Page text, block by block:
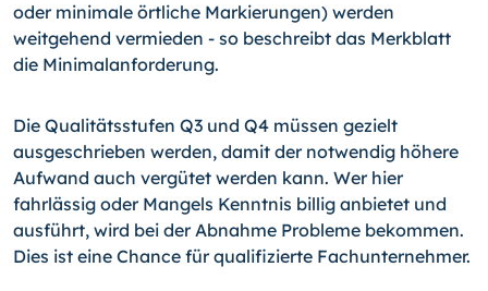
oder minimale örtliche Markierungen) werden
weitgehend vermieden - so beschreibt das Merkblatt
die Minimalanforderung.
Die Qualitätsstufen Q3 und Q4 müssen gezielt
ausgeschrieben werden, damit der notwendig höhere
Aufwand auch vergütet werden kann. Wer hier
fahrlässig oder Mangels Kenntnis billig anbietet und
ausführt, wird bei der Abnahme Probleme bekommen.
Dies ist eine Chance für qualifizierte Fachunternehmer.